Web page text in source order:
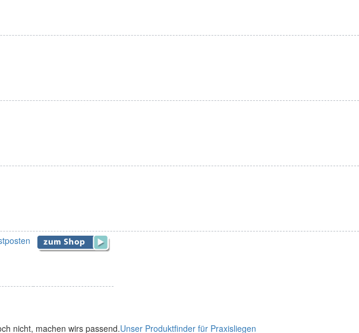
nicht, machen wirs passend.Unser Produktfinder für Praxisliegen